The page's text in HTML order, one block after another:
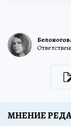
МНЕНИЕ